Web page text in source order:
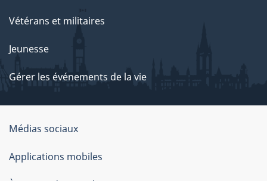
Vétérans et militaires
Jeunesse
Gérer les événements de la vie
Organisation
du
gouvernement
Médias sociaux
Applications mobiles